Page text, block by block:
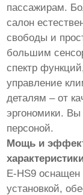
пассажирам.
салон
свободы и
большим
спектр
управление
деталям – от
эргономики.
персоной.
Мощь и
E-HS9
установкой,